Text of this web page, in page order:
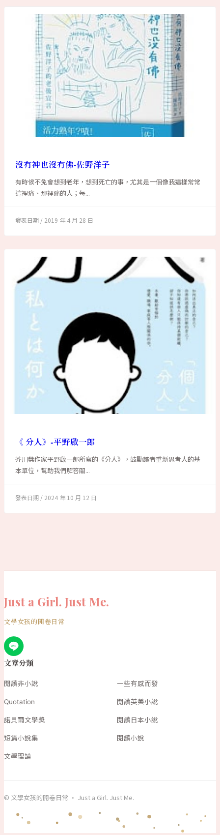
沒有神也沒有佛-佐野洋子
有時候不免會想到老年，想到死亡的事，尤其是一個像我這樣常常
這裡痛、那裡痛的人；每...
2019 年 4 月 28 日
《 分人》-平野啟一郎
芥川獎作家平野啟一郎所寫的《分人》，鼓勵讀者重新思考人的基
本單位，幫助我們解答關...
2024 年 10 月 12 日
Just a Girl. Just Me.
文學女孩的開卷日常
文章分類
閱讀非小說 一些有感而發
Quotation 閱讀英美小說
諾貝爾文學獎 閱讀日本小說
短篇小說集 閱讀小說
文學理論
© 文學女孩的開卷日常 · Just a Girl. Just Me.